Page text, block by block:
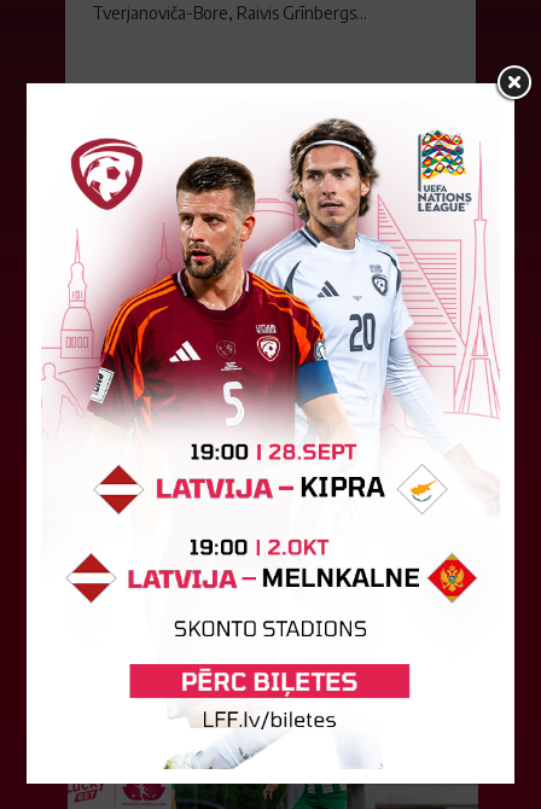
Tverjanoviča-Bore, Raivis Grīnbergs...
"Riga FC" iegūst handikapu, RFS
būs jāatspēlējas
Ceturtdienas vakarā savas spēles UEFA
Konferences līgas kvalifikācijas trešajā kārtā
aizvadīja divi Latvijas klubi. FC RFS izbraukumā ar
0:2 zaudēja Čehijas "Jablonec"...
06. augusts 2026.